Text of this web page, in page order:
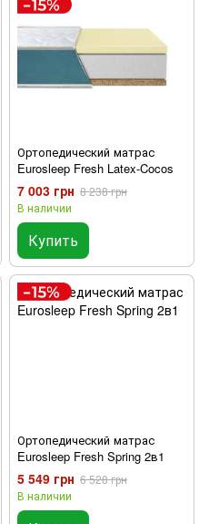
Ортопедический матрас
Eurosleep Fresh Latex-Cocos
7 003 грн 8 238 грн
В наличии
Купить
Ортопедический матрас
Eurosleep Fresh Spring 2в1
5 549 грн 6 528 грн
В наличии